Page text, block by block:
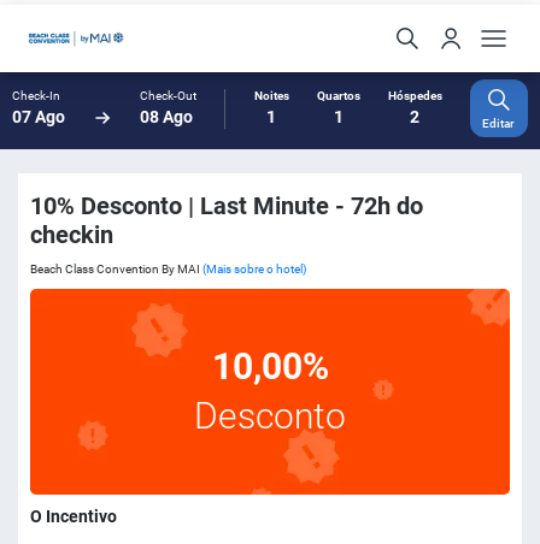
Check-In
07 Ago
Check-Out
08 Ago
Noites
1
Quartos
1
Hóspedes
2 Editar
10% Desconto | Last Minute - 72h do
checkin
Beach Class Convention By MAI (Mais sobre o hotel)
10,00%
Desconto
O Incentivo